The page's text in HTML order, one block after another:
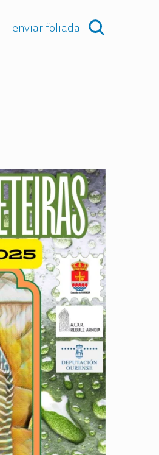
enviar foliada